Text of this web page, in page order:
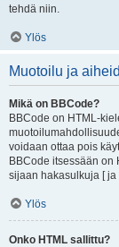
tehdä niin.
Ylös
Muotoilu ja
Mikä on BBCode?
BBCode on HTML-
voidaan ottaa pois
BBCode itsessään on
sijaan hakasulkuja [
Ylös
Onko HTML sallittu?